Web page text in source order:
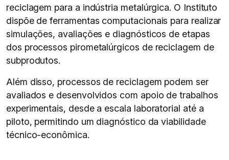
reciclagem para a indústria metalúrgica. O Instituto
dispõe de ferramentas computacionais para realizar
simulações, avaliações e diagnósticos de etapas
dos processos pirometalúrgicos de reciclagem de
subprodutos.
Além disso, processos de reciclagem podem ser
avaliados e desenvolvidos com apoio de trabalhos
experimentais, desde a escala laboratorial até a
piloto, permitindo um diagnóstico da viabilidade
técnico-econômica.